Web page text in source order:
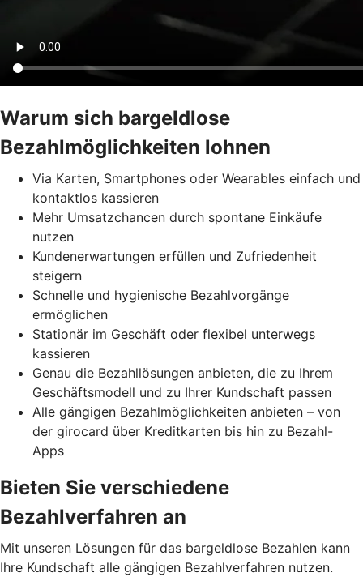
Warum sich bargeldlose
Bezahlmöglichkeiten lohnen
Via Karten, Smartphones oder Wearables einfach und
kontaktlos kassieren
Mehr Umsatzchancen durch spontane Einkäufe
nutzen
Kundenerwartungen erfüllen und Zufriedenheit
steigern
Schnelle und hygienische Bezahlvorgänge
ermöglichen
Stationär im Geschäft oder flexibel unterwegs
kassieren
Genau die Bezahllösungen anbieten, die zu Ihrem
Geschäftsmodell und zu Ihrer Kundschaft passen
Alle gängigen Bezahlmöglichkeiten anbieten – von
der girocard über Kreditkarten bis hin zu Bezahl-
Apps
Bieten Sie verschiedene
Bezahlverfahren an
Mit unseren Lösungen für das bargeldlose Bezahlen kann
Ihre Kundschaft alle gängigen Bezahlverfahren nutzen.